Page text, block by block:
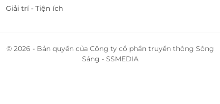
Giải trí - Tiện ích
© 2026 - Bản quyền của Công ty cổ phần truyền thông Sông
Sáng - SSMEDIA